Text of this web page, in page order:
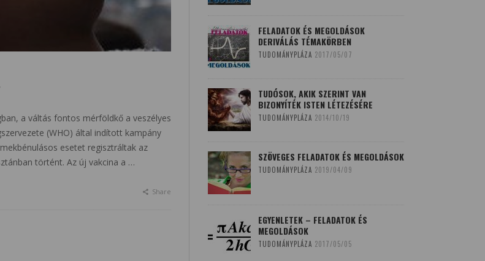
a váltás fontos mérföldkő a veszélyes
(WHO) által indított kampány
esetet regisztráltak az
történt. Az új vakcina a …
Share
FELADATOK ÉS MEGOLDÁSOK
DERIVÁLÁS TÉMAKÖRBEN
TUDOMÁNYPLÁZA 2017/05/07
TUDÓSOK, AKIK SZERINT VAN
BIZONYÍTÉK ISTEN LÉTEZÉSÉRE
TUDOMÁNYPLÁZA 2014/10/19
SZÖVEGES FELADATOK ÉS MEGOLDÁSOK
TUDOMÁNYPLÁZA 2019/04/09
EGYENLETEK – FELADATOK ÉS
MEGOLDÁSOK
TUDOMÁNYPLÁZA 2017/05/05